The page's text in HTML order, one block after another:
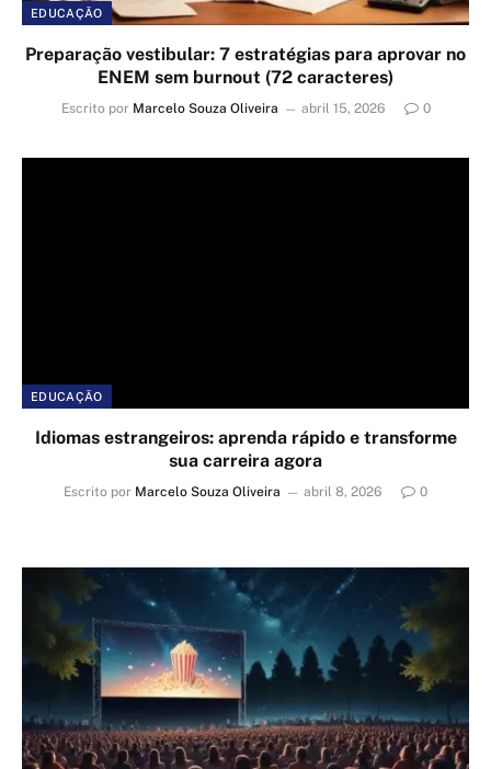
EDUCAÇÃO
Preparação vestibular: 7 estratégias para aprovar no
ENEM sem burnout (72 caracteres)
Escrito por Marcelo Souza Oliveira abril 15, 2026 0
EDUCAÇÃO
Idiomas estrangeiros: aprenda rápido e transforme
sua carreira agora
Escrito por Marcelo Souza Oliveira abril 8, 2026 0